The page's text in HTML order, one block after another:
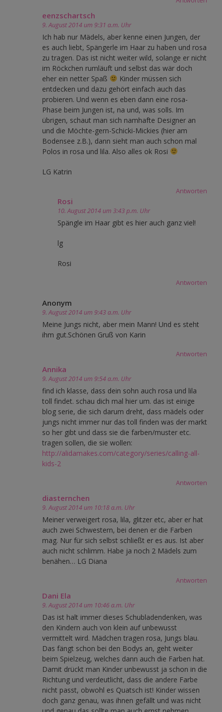
eenzschartsch
9. August 2014 um 9:31 a.m. Uhr
Ich hab nur Mädels, aber kenne einen Jungen, der
es auch liebt, Spängerle im Haar zu haben und rosa
zu tragen. Das ist nicht weiter wild, solange er nicht
im Röckchen rumläuft und selbst das wär doch
eher ein netter Spaß
Kinder müssen sich
entdecken und dazu gehört einfach auch das
probieren. Und wenn es eben dann eine rosa-
Phase beim Jungen ist, na und, was solls. Im
übrigen, schaut man sich namhafte Designer an
und die Möchte-gern-Schicki-Mickies (hier am
Bodensee z.B.), dann sieht man auch schon mal
Polos in rosa und lila. Also alles ok Rosi
LG Katrin
Antworten
Rosi
10. August 2014 um 3:43 p.m. Uhr
Spängle im Haar gibt es hier auch ganz viel!
lg
Rosi
Antworten
Anonym
9. August 2014 um 9:43 a.m. Uhr
Meine Jungs nicht, aber mein Mann! Und es steht
ihm gut.Schönen Gruß von Karin
Antworten
Annika
9. August 2014 um 9:54 a.m. Uhr
find ich klasse, dass dein sohn auch rosa und lila
toll findet. schau dich mal hier um. das ist einige
blog serie, die sich darum dreht, dass mädels oder
jungs nicht immer nur das toll finden was der markt
so her gibt und dass sie die farben/muster etc.
tragen sollen, die sie wollen:
http://alidamakes.com/category/series/calling-all-
kids-2
Antworten
diasternchen
9. August 2014 um 10:18 a.m. Uhr
Meiner verweigert rosa, lila, glitzer etc, aber er hat
auch zwei Schwestern, bei denen er die Farben
mag. Nur für sich selbst schließt er es aus. Ist aber
auch nicht schlimm. Habe ja noch 2 Mädels zum
benähen… LG Diana
Antworten
Dani Ela
9. August 2014 um 10:46 a.m. Uhr
Das ist halt immer dieses Schubladendenken, was
den Kindern auch von klein auf unbewusst
vermittelt wird. Mädchen tragen rosa, Jungs blau.
Das fängt schon bei den Bodys an, geht weiter
beim Spielzeug, welches dann auch die Farben hat.
Damit drückt man Kinder unbewusst ja schon in die
Richtung und verdeutlicht, dass die andere Farbe
nicht passt, obwohl es Quatsch ist! Kinder wissen
doch ganz genau, was ihnen gefällt und was nicht